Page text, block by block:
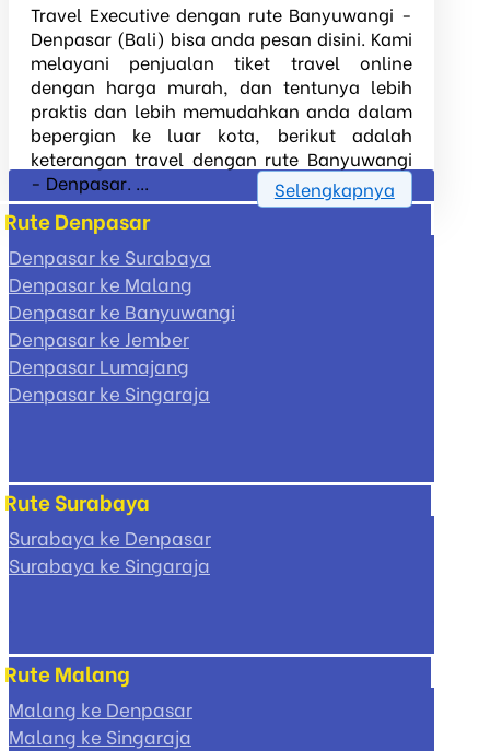
Travel Executive dengan rute Banyuwangi -
Denpasar (Bali) bisa anda pesan disini. Kami
melayani penjualan tiket travel online
dengan harga murah, dan tentunya lebih
praktis dan lebih memudahkan anda dalam
bepergian ke luar kota, berikut adalah
keterangan travel dengan rute Banyuwangi
- Denpasar. ...
Selengkapnya
Rute Denpasar
Denpasar ke Surabaya
Denpasar ke Malang
Denpasar ke Banyuwangi
Denpasar ke Jember
Denpasar Lumajang
Denpasar ke Singaraja
Rute Surabaya
Surabaya ke Denpasar
Surabaya ke Singaraja
Rute Malang
Malang ke Denpasar
Malang ke Singaraja